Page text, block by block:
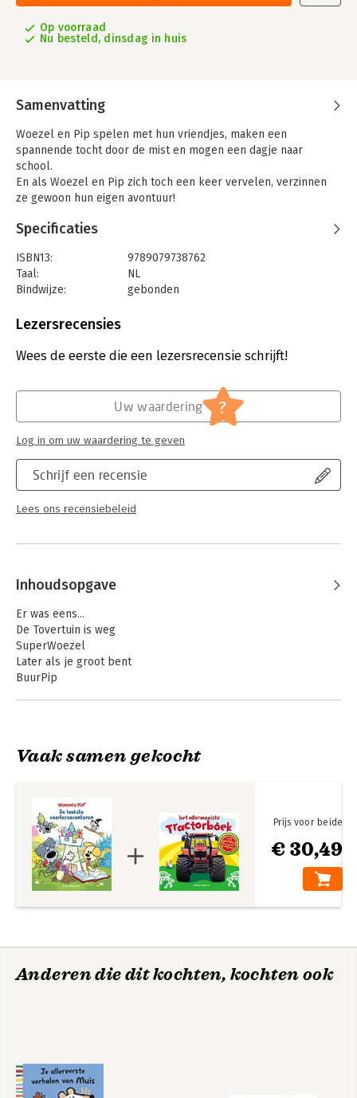
Op voorraad
Nu besteld, dinsdag in huis
Samenvatting
Woezel en Pip spelen met hun vriendjes, maken een
spannende tocht door de mist en mogen een dagje naar
school.
En als Woezel en Pip zich toch een keer vervelen, verzinnen
ze gewoon hun eigen avontuur!
spannende, grappige en ontroerende avonturen. Ga je mee?
Specificaties
ISBN13:
9789079738762
Taal:
NL
Bindwijze:
gebonden
Uitgever:
Verschijningsdatum:
15-1-2020
Woezel & Pip
Lezersrecensies
Wees de eerste die een lezersrecensie schrijft!
Schrijf een recensie
Lees ons recensiebeleid
Uw waardering ?
Log in om uw waardering te geven
Inhoudsopgave
Er was eens...
De Tovertuin is weg
SuperWoezel
Later als je groot bent
BuurPip
Vaak samen gekocht
€ 30,49
Prijs voor beide
Anderen die dit kochten, kochten ook